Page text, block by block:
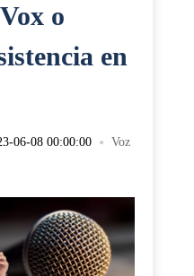
o
en
06-08 00:00:00 • Voz